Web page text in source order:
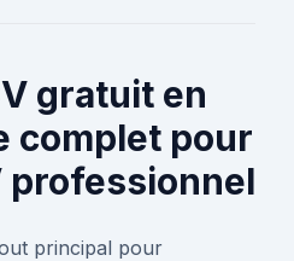
gratuit en
complet pour
professionnel
principal pour